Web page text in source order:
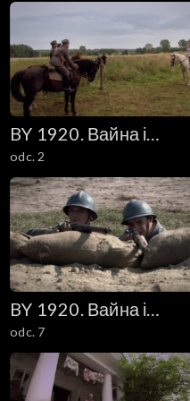
BY 1920. Вайна і
каханне (1920. Wojna i
miłość)
odc. 2
BY 1920. Вайна і
каханне (1920. Wojna i
miłość)
odc. 7